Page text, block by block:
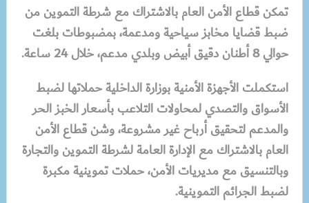
تمكن قطاع الأمن العام بالاشتراك مع شرطة التموين من
ضبط قضايا مخابز سياحية ومدعمة، بمضبوطات بلغت
حوالي 8 أطنان دقيق أبيض وبلدي مدعم، خلال 24 ساعة.
استكملت الأجهزة الأمنية بوزارة الداخلية حملاتها لضبط
الأسواق والتصدي لمحاولات التلاعب بأسعار الخبز الحر
والمدعم لتحقيق أرباح غير مشروعة، وشن قطاع الأمن
العام بالاشتراك مع الإدارة العامة لشرطة التموين والتجارة
وبالتنسيق مع مديريات الأمن، حملات تموينية مكبرة
لضبط الجرائم التموينية.